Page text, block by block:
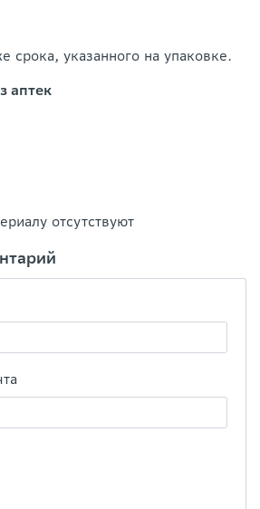
срока, указанного на упаковке.
аптек
отсутствуют